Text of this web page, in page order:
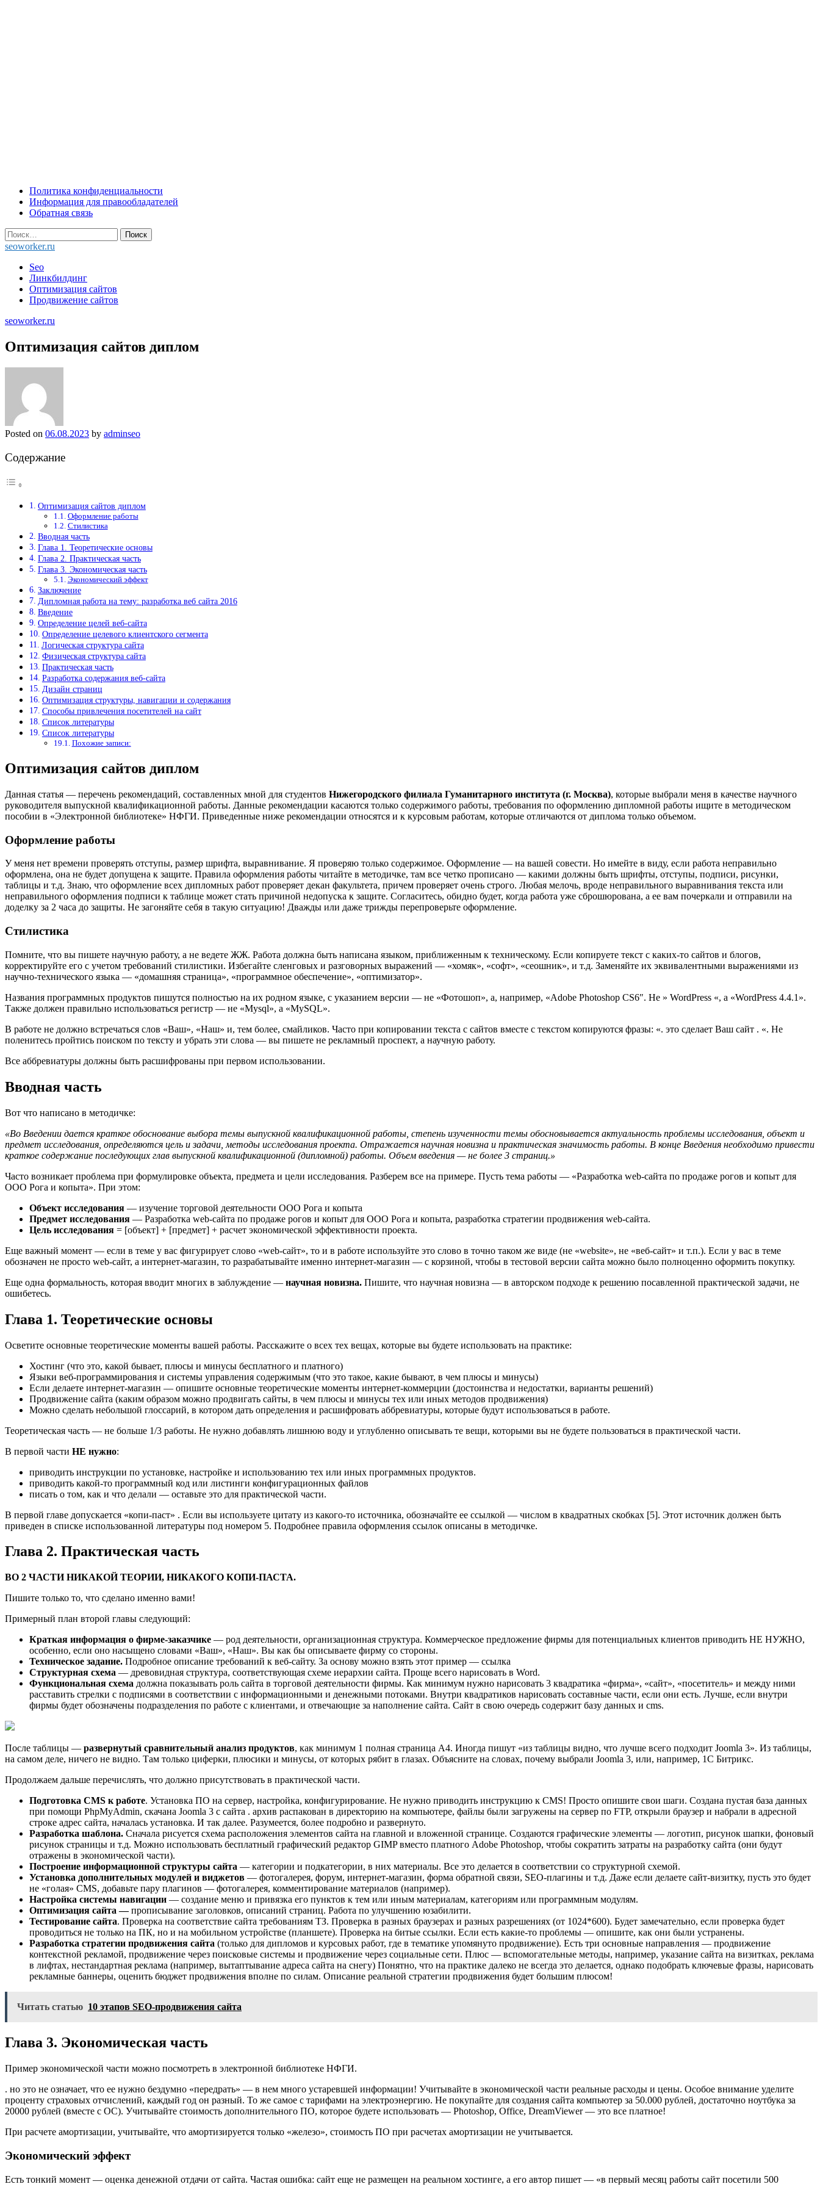
Skip
content
Политика конфиденциальности
Информация для правообладателей
Обратная связь
Найти:
seoworker.ru
Seo
Линкбилдинг
Оптимизация сайтов
Продвижение сайтов
seoworker.ru
Оптимизация сайтов диплом
Posted on 06.08.2023 by adminseo
Содержание
Оптимизация сайтов диплом
Оформление работы
Стилистика
Вводная часть
Глава 1. Теоретические основы
Глава 2. Практическая часть
Глава 3. Экономическая часть
Экономический эффект
Заключение
Дипломная работа на тему: разработка веб сайта 2016
Введение
Определение целей веб-сайта
Определение целевого клиентского сегмента
Логическая структура сайта
Физическая структура сайта
Практическая часть
Разработка содержания веб-сайта
Дизайн страниц
Оптимизация структуры, навигации и содержания
Способы привлечения посетителей на сайт
Список литературы
Список литературы
Похожие записи:
Оптимизация сайтов диплом
Данная статья — перечень рекомендаций, составленных мной для студентов Нижегородского филиала Гуманитарного института (г. Москва), которые выбрали меня в качестве научного
руководителя выпускной квалификационной работы. Данные рекомендации касаются только содержимого работы, требования по оформлению дипломной работы ищите в методическом
пособии в «Электронной библиотеке» НФГИ. Приведенные ниже рекомендации относятся и к курсовым работам, которые отличаются от диплома только объемом.
Оформление работы
У меня нет времени проверять отступы, размер шрифта, выравнивание. Я проверяю только содержимое. Оформление — на вашей совести. Но имейте в виду, если работа неправильно
оформлена, она не будет допущена к защите. Правила оформления работы читайте в методичке, там все четко прописано — какими должны быть шрифты, отступы, подписи, рисунки,
таблицы и т.д. Знаю, что оформление всех дипломных работ проверяет декан факультета, причем проверяет очень строго. Любая мелочь, вроде неправильного выравнивания текста или
неправильного оформления подписи к таблице может стать причиной недопуска к защите. Согласитесь, обидно будет, когда работа уже сброшюрована, а ее вам почеркали и отправили на
доделку за 2 часа до защиты. Не загоняйте себя в такую ситуацию! Дважды или даже трижды перепроверьте оформление.
Стилистика
Помните, что вы пишете научную работу, а не ведете ЖЖ. Работа должна быть написана языком, приближенным к техническому. Если копируете текст с каких-то сайтов и блогов,
корректируйте его с учетом требований стилистики. Избегайте сленговых и разговорных выражений — «хомяк», «софт», «сеошник», и т.д. Заменяйте их эквивалентными выражениями из
научно-технического языка — «домашняя страница», «программное обеспечение», «оптимизатор».
Названия программных продуктов пишутся полностью на их родном языке, с указанием версии — не «Фотошоп», а, например, «Adobe Photoshop CS6″. Не » WordPress «, а «WordPress 4.4.1».
Также должен правильно использоваться регистр — не «Mysql», а «MySQL».
В работе не должно встречаться слов «Ваш», «Наш» и, тем более, смайликов. Часто при копировании текста с сайтов вместе с текстом копируются фразы: «. это сделает Ваш сайт . «. Не
поленитесь пройтись поиском по тексту и убрать эти слова — вы пишете не рекламный проспект, а научную работу.
Все аббревиатуры должны быть расшифрованы при первом использовании.
Вводная часть
Вот что написано в методичке:
«Во Введении дается краткое обоснование выбора темы выпускной квалификационной работы, степень изученности темы обосновывается актуальность проблемы исследования, объект и
предмет исследования, определяются цель и задачи, методы исследования проекта. Отражается научная новизна и практическая значимость работы. В конце Введения необходимо привести
краткое содержание последующих глав выпускной квалификационной (дипломной) работы. Объем введения — не более 3 страниц.»
Часто возникает проблема при формулировке объекта, предмета и цели исследования. Разберем все на примере. Пусть тема работы — «Разработка web-сайта по продаже рогов и копыт для
ООО Рога и копыта». При этом:
Объект исследования — изучение торговой деятельности ООО Рога и копыта
Предмет исследования — Разработка web-сайта по продаже рогов и копыт для ООО Рога и копыта, разработка стратегии продвижения web-сайта.
Цель исследования = [объект] + [предмет] + расчет экономической эффективности проекта.
Еще важный момент — если в теме у вас фигурирует слово «web-сайт», то и в работе используйте это слово в точно таком же виде (не «website», не «веб-сайт» и т.п.). Если у вас в теме
обозначен не просто web-сайт, а интернет-магазин, то разрабатывайте именно интернет-магазин — с корзиной, чтобы в тестовой версии сайта можно было полноценно оформить покупку.
Еще одна формальность, которая вводит многих в заблуждение — научная новизна. Пишите, что научная новизна — в авторском подходе к решению посавленной практической задачи, не
ошибетесь.
Глава 1. Теоретические основы
Осветите основные теоретические моменты вашей работы. Расскажите о всех тех вещах, которые вы будете использовать на практике:
Хостинг (что это, какой бывает, плюсы и минусы бесплатного и платного)
Языки веб-программирования и системы управления содержимым (что это такое, какие бывают, в чем плюсы и минусы)
Если делаете интернет-магазин — опишите основные теоретические моменты интернет-коммерции (достоинства и недостатки, варианты решений)
Продвижение сайта (каким образом можно продвигать сайты, в чем плюсы и минусы тех или иных методов продвижения)
Можно сделать небольшой глоссарий, в котором дать определения и расшифровать аббревиатуры, которые будут использоваться в работе.
Теоретическая часть — не больше 1/3 работы. Не нужно добавлять лишнюю воду и углубленно описывать те вещи, которыми вы не будете пользоваться в практической части.
В первой части НЕ нужно:
приводить инструкции по установке, настройке и использованию тех или иных программных продуктов.
приводить какой-то программный код или листинги конфигурационных файлов
писать о том, как и что делали — оставьте это для практической части.
В первой главе допускается «копи-паст» . Если вы используете цитату из какого-то источника, обозначайте ее ссылкой — числом в квадратных скобках [5]. Этот источник должен быть
приведен в списке использованной литературы под номером 5. Подробнее правила оформления ссылок описаны в методичке.
Глава 2. Практическая часть
ВО 2 ЧАСТИ НИКАКОЙ ТЕОРИИ, НИКАКОГО КОПИ-ПАСТА.
Пишите только то, что сделано именно вами!
Примерный план второй главы следующий:
Краткая информация о фирме-заказчике — род деятельности, организационная структура. Коммерческое предложение фирмы для потенциальных клиентов приводить НЕ НУЖНО,
особенно, если оно насыщено словами «Ваш», «Наш». Вы как бы описываете фирму со стороны.
Техническое задание. Подробное описание требований к веб-сайту. За основу можно взять этот пример — ссылка
Структурная схема — древовидная структура, соответствующая схеме иерархии сайта. Проще всего нарисовать в Word.
Функциональная схема должна показывать роль сайта в торговой деятельности фирмы. Как минимум нужно нарисовать 3 квадратика «фирма», «сайт», «посетитель» и между ними
расставить стрелки с подписями в соответствии с информационными и денежными потоками. Внутри квадратиков нарисовать составные части, если они есть. Лучше, если внутри
фирмы будет обозначены подразделения по работе с клиентами, и отвечающие за наполнение сайта. Сайт в свою очередь содержит базу данных и cms.
После таблицы — развернутый сравнительный анализ продуктов, как минимум 1 полная страница А4. Иногда пишут «из таблицы видно, что лучше всего подходит Joomla 3». Из таблицы,
на самом деле, ничего не видно. Там только циферки, плюсики и минусы, от которых рябит в глазах. Объясните на словах, почему выбрали Joomla 3, или, например, 1С Битрикс.
Продолжаем дальше перечислять, что должно присутствовать в практической части.
Подготовка CMS к работе. Установка ПО на сервер, настройка, конфигурирование. Не нужно приводить инструкцию к CMS! Просто опишите свои шаги. Создана пустая база данных
при помощи PhpMyAdmin, скачана Joomla 3 с сайта . архив распакован в директорию на компьютере, файлы были загружены на сервер по FTP, открыли браузер и набрали в адресной
строке адрес сайта, началась установка. И так далее. Разумеется, более подробно и развернуто.
Разработка шаблона. Сначала рисуется схема расположения элементов сайта на главной и вложенной странице. Создаются графические элементы — логотип, рисунок шапки, фоновый
рисунок страницы и т.д. Можно использовать бесплатный графический редактор GIMP вместо платного Adobe Photoshop, чтобы сократить затраты на разработку сайта (они будут
отражены в экономической части).
Построение информационной структуры сайта — категории и подкатегории, в них материалы. Все это делается в соответствии со структурной схемой.
Установка дополнительных модулей и виджетов — фотогалерея, форум, интернет-магазин, форма обратной связи, SEO-плагины и т.д. Даже если делаете сайт-визитку, пусть это будет
не «голая» СМS, добавьте пару плагинов — фотогалерея, комментирование материалов (например).
Настройка системы навигации — создание меню и привязка его пунктов к тем или иным материалам, категориям или программным модулям.
Оптимизация сайта —прописывание заголовков, описаний страниц. Работа по улучшению юзабилити.
Тестирование сайта. Проверка на соответствие сайта требованиям ТЗ. Проверка в разных браузерах и разных разрешениях (от 1024*600). Будет замечательно, если проверка будет
проводиться не только на ПК, но и на мобильном устройстве (планшете). Проверка на битые ссылки. Если есть какие-то проблемы — опишите, как они были устранены.
Разработка стратегии продвижения сайта (только для дипломов и курсовых работ, где в тематике упомянуто продвижение). Есть три основные направления — продвижение
контекстной рекламой, продвижение через поисковые системы и продвижение через социальные сети. Плюс — вспомогательные методы, например, указание сайта на визитках, реклама
в лифтах, нестандартная реклама (например, вытаптывание адреса сайта на снегу) Понятно, что на практике далеко не всегда это делается, однако подобрать ключевые фразы, нарисовать
рекламные баннеры, оценить бюджет продвижения вполне по силам. Описание реальной стратегии продвижения будет большим плюсом!
Читать статью 10 этапов SEO-продвижения сайта
Глава 3. Экономическая часть
Пример экономической части можно посмотреть в электронной библиотеке НФГИ.
. но это не означает, что ее нужно бездумно «передрать» — в нем много устаревшей информации! Учитывайте в экономической части реальные расходы и цены. Особое внимание уделите
проценту страховых отчислений, каждый год он разный. То же самое с тарифами на электроэнергию. Не покупайте для создания сайта компьютер за 50.000 рублей, достаточно ноутбука за
20000 рублей (вместе с ОС). Учитывайте стоимость дополнительного ПО, которое будете использовать — Photoshop, Office, DreamViewer — это все платное!
При расчете амортизации, учитывайте, что амортизируется только «железо», стоимость ПО при расчетах амортизации не учитывается.
Экономический эффект
Есть тонкий момент — оценка денежной отдачи от сайта. Частая ошибка: сайт еще не размещен на реальном хостинге, а его автор пишет — «в первый месяц работы сайт посетили 500